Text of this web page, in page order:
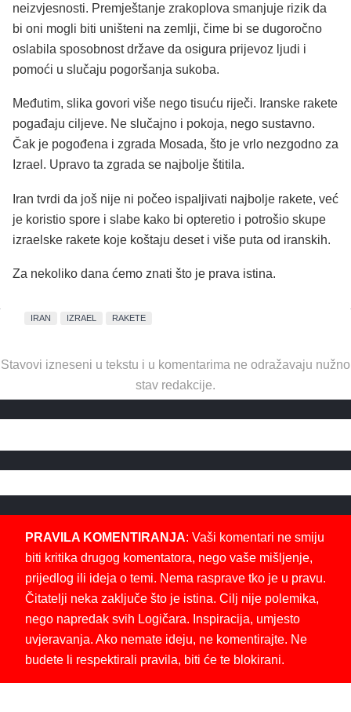
neizvjesnosti. Premještanje zrakoplova smanjuje rizik da
bi oni mogli biti uništeni na zemlji, čime bi se dugoročno
oslabila sposobnost države da osigura prijevoz ljudi i
pomoći u slučaju pogoršanja sukoba.
Međutim, slika govori više nego tisuću riječi. Iranske rakete
pogađaju ciljeve. Ne slučajno i pokoja, nego sustavno.
Čak je pogođena i zgrada Mosada, što je vrlo nezgodno za
Izrael. Upravo ta zgrada se najbolje štitila.
Iran tvrdi da još nije ni počeo ispaljivati najbolje rakete, već
je koristio spore i slabe kako bi opteretio i potrošio skupe
izraelske rakete koje koštaju deset i više puta od iranskih.
Za nekoliko dana ćemo znati što je prava istina.
IRAN IZRAEL RAKETE
Stavovi izneseni u tekstu i u komentarima ne odražavaju nužno
stav redakcije.
PRAVILA KOMENTIRANJA: Vaši komentari ne smiju
biti kritika drugog komentatora, nego vaše mišljenje,
prijedlog ili ideja o temi. Nema rasprave tko je u pravu.
Čitatelji neka zaključe što je istina. Cilj nije polemika,
nego napredak svih Logičara. Inspiracija, umjesto
uvjeravanja. Ako nemate ideju, ne komentirajte. Ne
budete li respektirali pravila, biti će te blokirani.